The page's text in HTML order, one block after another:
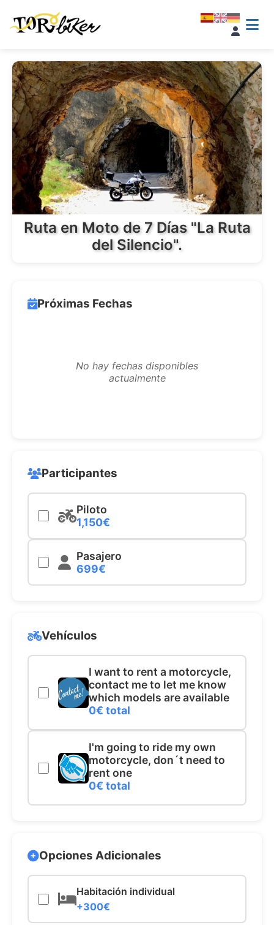
Ruta en Moto de 7 Días "La Ruta
del Silencio".
Próximas Fechas
No hay fechas disponibles
actualmente
Participantes
Piloto
1,150€
Pasajero
699€
Vehículos
I want to rent a motorcycle,
contact me to let me know
which models are available
0€ total
I'm going to ride my own
motorcycle, don´t need to
rent one
0€ total
Opciones Adicionales
Habitación individual
+300€